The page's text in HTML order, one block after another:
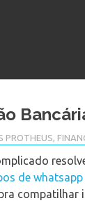
PROTHEUS,
de whatsapp
compatilhar